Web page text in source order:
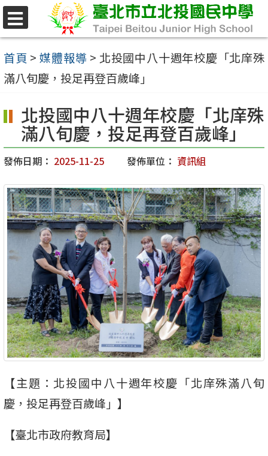
跳
至
主
要
容
首頁 >媒體報導 > 北投國中八十週年校慶「北庠殊
滿八旬慶，投足再登百歲峰」
北投國中八十週年校慶「北庠殊
滿八旬慶，投足再登百歲峰」
發佈日期： 2025-11-25 發佈單位： 資訊組
【主題：北投國中八十週年校慶「北庠殊滿八旬
慶，投足再登百歲峰」】
【臺北市政府教育局】
選
單